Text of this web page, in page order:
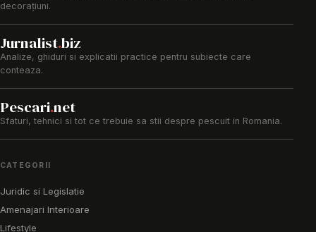
decorațiuni.
Jurnalist.biz
Analize, ghiduri si explicatii practice pentru subiecte care
conteaza.
Pescari.net
Sfaturi, tehnici si tot ce trebuie sa stii despre pescuit in Romania.
CATEGORII
Juridic si Legislatie
Amenajari Interioare
Lifestyle